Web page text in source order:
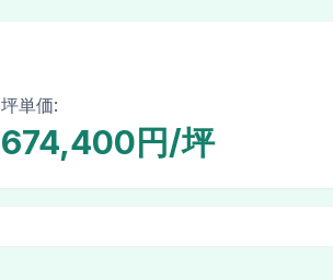
坪単価:
674,400円/坪